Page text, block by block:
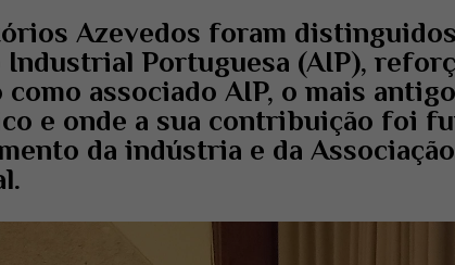
Azevedos foram
Industrial Portuguesa (AIP),
associado AIP, o mais
e onde a sua contribuição foi
da indústria e da